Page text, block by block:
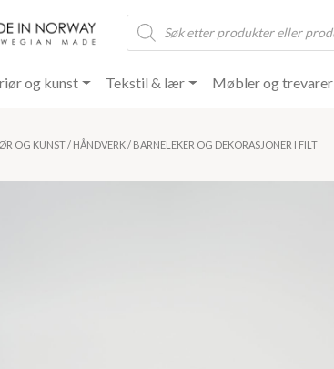
Products
search
og kunst Tekstil & lær Møbler og trevarer
OG KUNST/ HÅNDVERK/ BARNELEKER OG DEKORASJONER I FILT